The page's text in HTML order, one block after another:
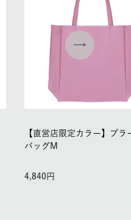
【直営店限定カラー】プラ
バッグM
4,840